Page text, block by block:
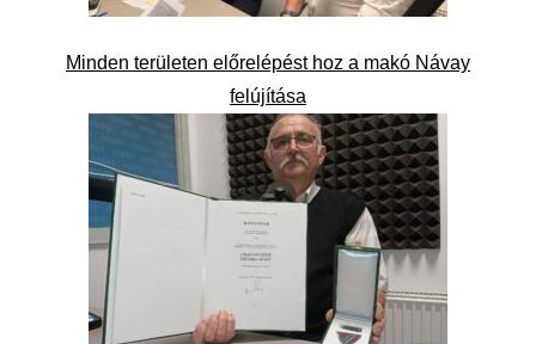
Minden területen előrelépést hoz a makó Návay
felújítása